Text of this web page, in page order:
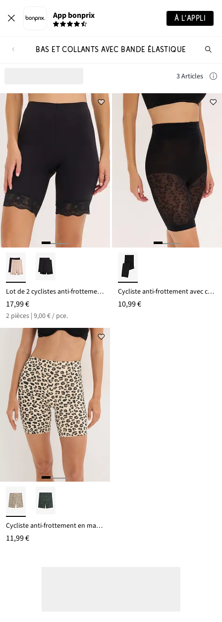
App bonprix À L’APPLI
BAS ET COLLANTS AVEC BANDE ÉLASTIQUE
3 Articles
Lot de 2 cyclistes anti-frottements en matière rafraîchissante
17,99 €
2 pièces | 9,00 € / pce.
Cycliste anti-frottement avec ceinture confortable 50D
10,99 €
Cycliste anti-frottement en matière rafraîchissante
11,99 €